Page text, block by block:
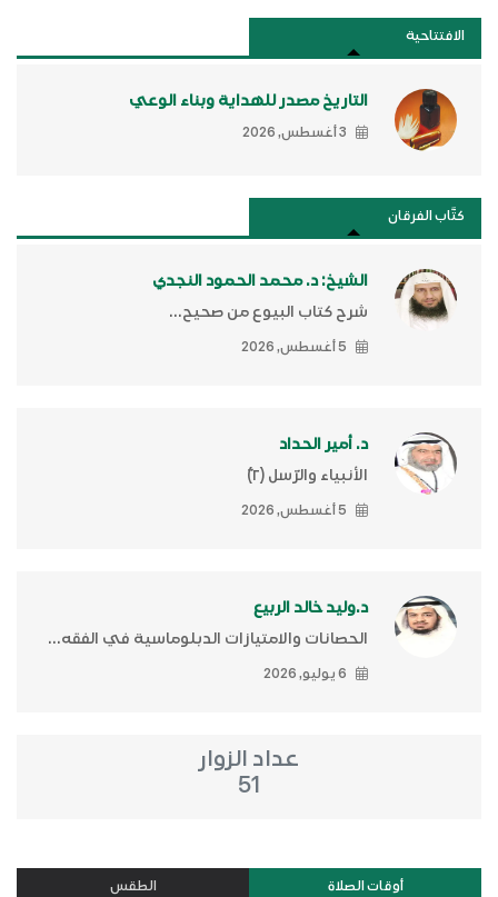
الافتتاحية
التاريخ مصدر للهداية وبناء الوعي
3 أغسطس, 2026
كتَّاب الفرقان
الشيخ: د. محمد الحمود النجدي
شرح كتاب البيوع من صحيح...
5 أغسطس, 2026
د. أمير الحداد
الأنبياء والرّسل (٢)ّ
5 أغسطس, 2026
د.وليد خالد الربيع
الحصانات والامتيازات الدبلوماسية في الفقه...
6 يوليو, 2026
عداد الزوار
51
أوقات الصلاة الطقس